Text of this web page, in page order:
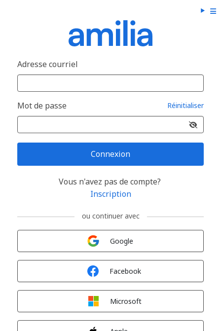
Adresse courriel
Mot de passe Réinitialiser
Connexion
Vous n'avez pas de compte?
Inscription
ou continuer avec
Google
Facebook
Microsoft